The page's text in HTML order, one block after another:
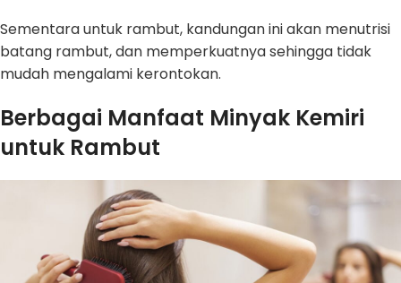
Sementara untuk rambut, kandungan ini akan menutrisi
batang rambut, dan memperkuatnya sehingga tidak
mudah mengalami kerontokan.
Berbagai Manfaat Minyak Kemiri
untuk Rambut